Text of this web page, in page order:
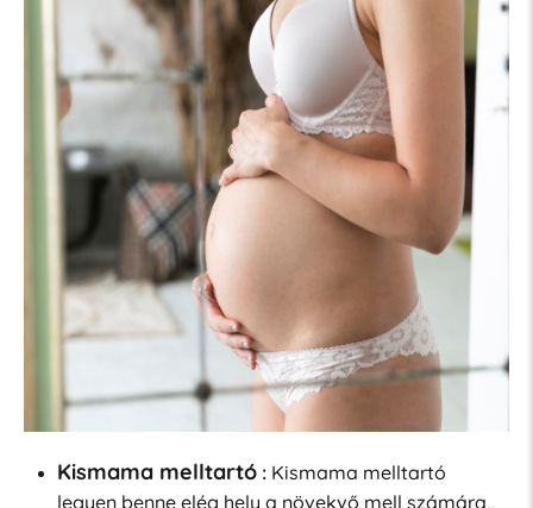
Kismama melltartó :Kismama melltartó
legyen benne elég hely a növekvő mell számára,